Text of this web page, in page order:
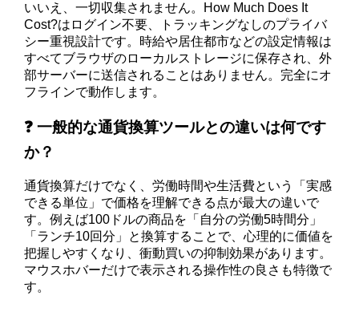
いいえ、一切収集されません。How Much Does It
Cost?はログイン不要、トラッキングなしのプライバ
シー重視設計です。時給や居住都市などの設定情報は
すべてブラウザのローカルストレージに保存され、外
部サーバーに送信されることはありません。完全にオ
フラインで動作します。
❓ 一般的な通貨換算ツールとの違いは何です
か？
通貨換算だけでなく、労働時間や生活費という「実感
できる単位」で価格を理解できる点が最大の違いで
す。例えば100ドルの商品を「自分の労働5時間分」
「ランチ10回分」と換算することで、心理的に価値を
把握しやすくなり、衝動買いの抑制効果があります。
マウスホバーだけで表示される操作性の良さも特徴で
す。